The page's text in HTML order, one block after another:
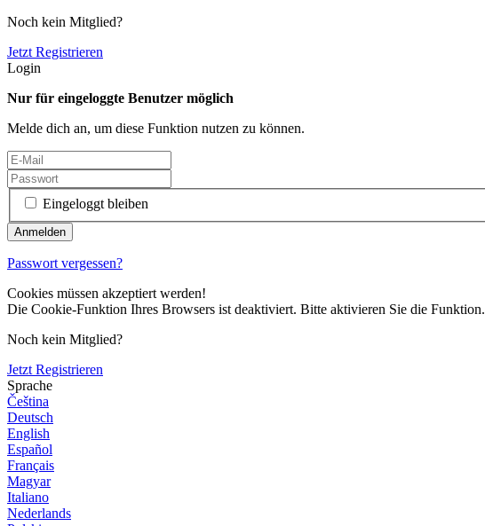
Noch kein Mitglied?
Jetzt Registrieren
Login
Nur für eingeloggte Benutzer möglich
Melde dich an, um diese Funktion nutzen zu können.
Eingeloggt bleiben
Passwort vergessen?
Cookies müssen akzeptiert werden!
Die Cookie-Funktion Ihres Browsers ist deaktiviert. Bitte aktivieren Sie die Funktion.
Noch kein Mitglied?
Jetzt Registrieren
Sprache
Čeština
Deutsch
English
Español
Français
Magyar
Italiano
Nederlands